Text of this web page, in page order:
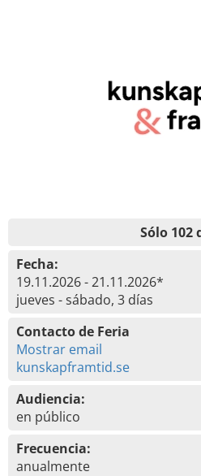
Sólo 102
Fecha:
19.11.2026 - 21.11.2026*
jueves - sábado, 3 días
Contacto de Feria
Mostrar email
kunskapframtid.se
Audiencia:
en público
Frecuencia:
anualmente